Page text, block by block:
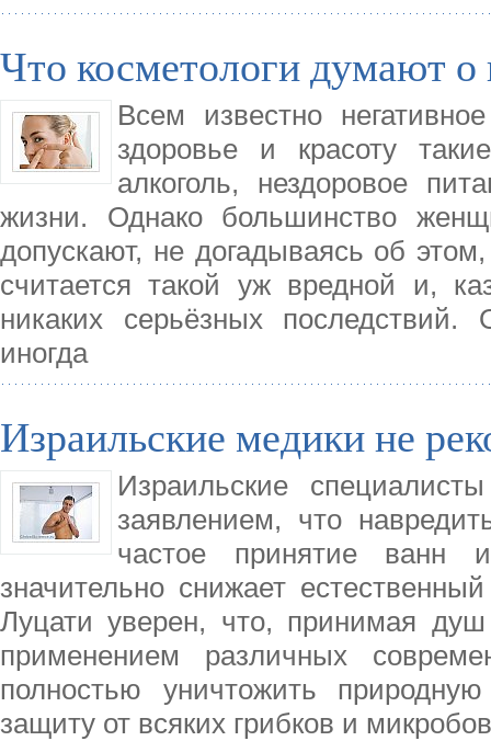
Что косметологи думают
Всем известно
здоровье и красоту
алкоголь, нездоровое
жизни. Однако большинство
допускают, не догадываясь об
считается такой уж вредной и,
никаких серьёзных
иногда
Израильские медики не
Израильские
заявлением, что
частое принятие
значительно снижает
Луцати уверен, что, принимая
применением различных
полностью уничтожить
защиту от всяких грибков и